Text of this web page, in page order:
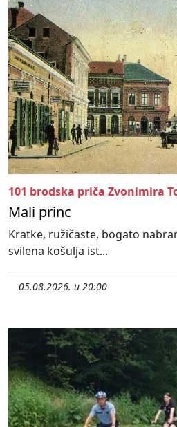
101 brodska priča Zvonimira
Mali princ
Kratke, ružičaste, bogato
svilena košulja ist...
05.08.2026. u 20:00